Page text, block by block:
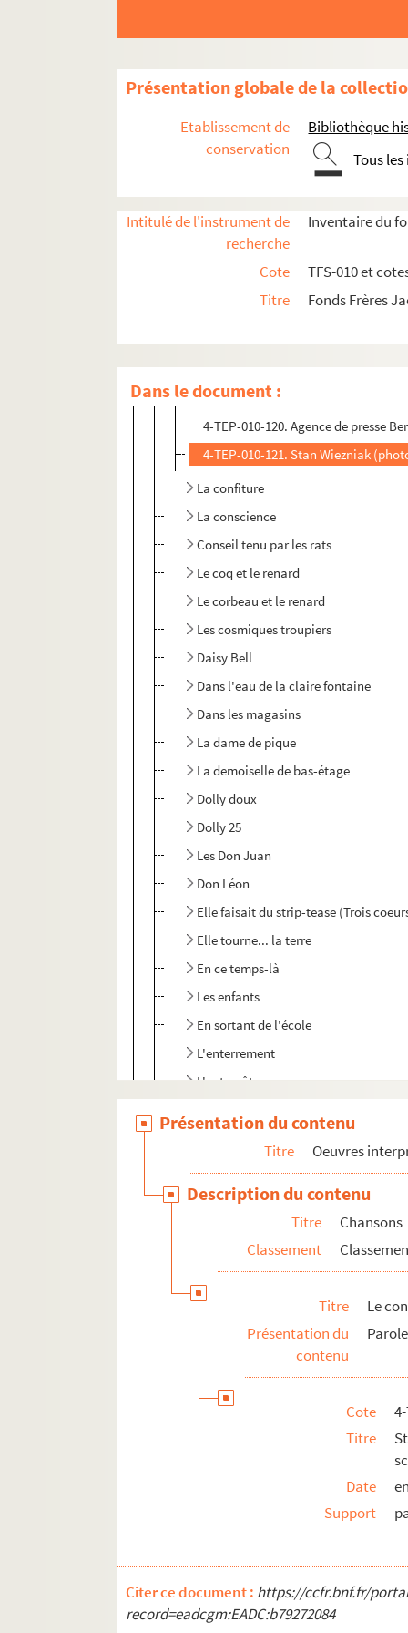
Présentation globale de la
Etablissement de
conservation
Bibliothèque
Tous
Intitulé de l'instrument de
recherche
Inventaire du
Cote
TFS-010 et
Titre
Fonds Frères
Dans le document :
Chanson sans calcium
La chasse aux papillons
Le chat, la belette et le petit lapin
La cigale et la fourmi
Le cirque
Les cloches de Notre-Dame
La complainte du corsaire
Le complexe de la truite
Le concours Lépine
2-TFS-010-201. Partition
4-TEP-010-120. Agence de presse
4-TEP-010-121. Stan Wiezniak
La confiture
La conscience
Conseil tenu par les rats
Le coq et le renard
Le corbeau et le renard
Les cosmiques troupiers
Daisy Bell
Dans l'eau de la claire fontaine
Dans les magasins
La dame de pique
La demoiselle de bas-étage
Dolly doux
Dolly 25
Les Don Juan
Don Léon
Elle faisait du strip-tease (Trois
Elle tourne... la terre
En ce temps-là
Les enfants
En sortant de l'école
L'enterrement
L'entrecôte
Eugénie de Beaulieu
Exercices de style
La fanfare
Faut tout ça
La femme du monde
Fredo
La grenouille qui veut se faire aussi
Gros Jean comme devant
Présentation du contenu
Titre Oeuvres
Description du contenu
Titre
Chansons
Classement
Titre
Le
Présentation du
contenu
Cote
Titre
Date
Support
Citer ce document : https://ccfr.bnf.fr/
record=eadcgm:EADC:b79272084